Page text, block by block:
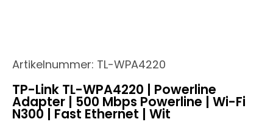
Artikelnummer: TL-WPA4220
TP-Link TL-WPA4220 | Powerline
Adapter | 500 Mbps Powerline | Wi-Fi
N300 | Fast Ethernet | Wit